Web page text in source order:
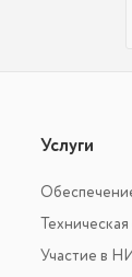
Услуги
Участие в